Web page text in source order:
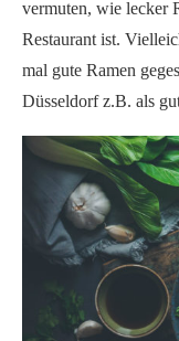
vermuten, wie lecker
Restaurant ist.
mal gute Ramen
Düsseldorf z.B. als